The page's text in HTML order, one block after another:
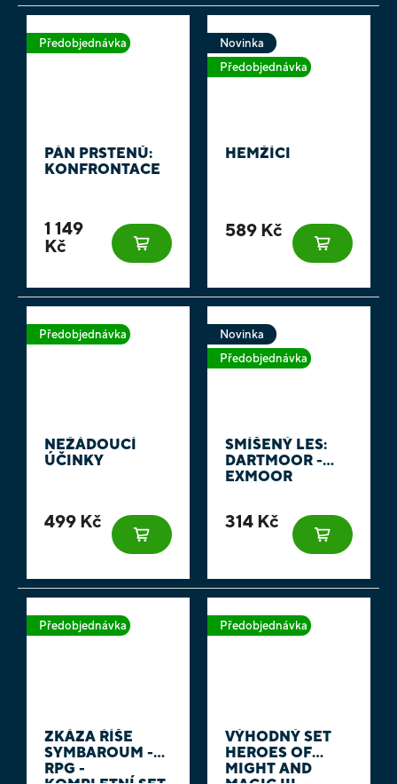
Předobjednávka
PÁN PRSTENŮ:
KONFRONTACE
1 149
Kč
Novinka
Předobjednávka
HEMŽÍCI
589 Kč
Předobjednávka
NEŽÁDOUCÍ
ÚČINKY
499 Kč
Novinka
Předobjednávka
SMÍŠENÝ LES:
DARTMOOR -
EXMOOR
314 Kč
Předobjednávka
ZKÁZA ŘÍŠE
SYMBAROUM -
RPG -
Předobjednávka
VÝHODNÝ SET
HEROES OF
MIGHT AND